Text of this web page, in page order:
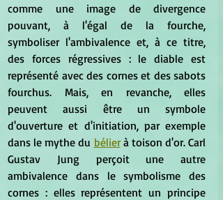
comme une image de divergence
pouvant, à l'égal de la fourche,
symboliser l'ambivalence et, à ce titre,
des forces régressives : le diable est
représenté avec des cornes et des sabots
fourchus. Mais, en revanche, elles
peuvent aussi être un symbole
d'ouverture et d'initiation, par exemple
dans le mythe du bélier à toison d'or. Carl
Gustav Jung perçoit une autre
ambivalence dans le symbolisme des
cornes : elles représentent un principe